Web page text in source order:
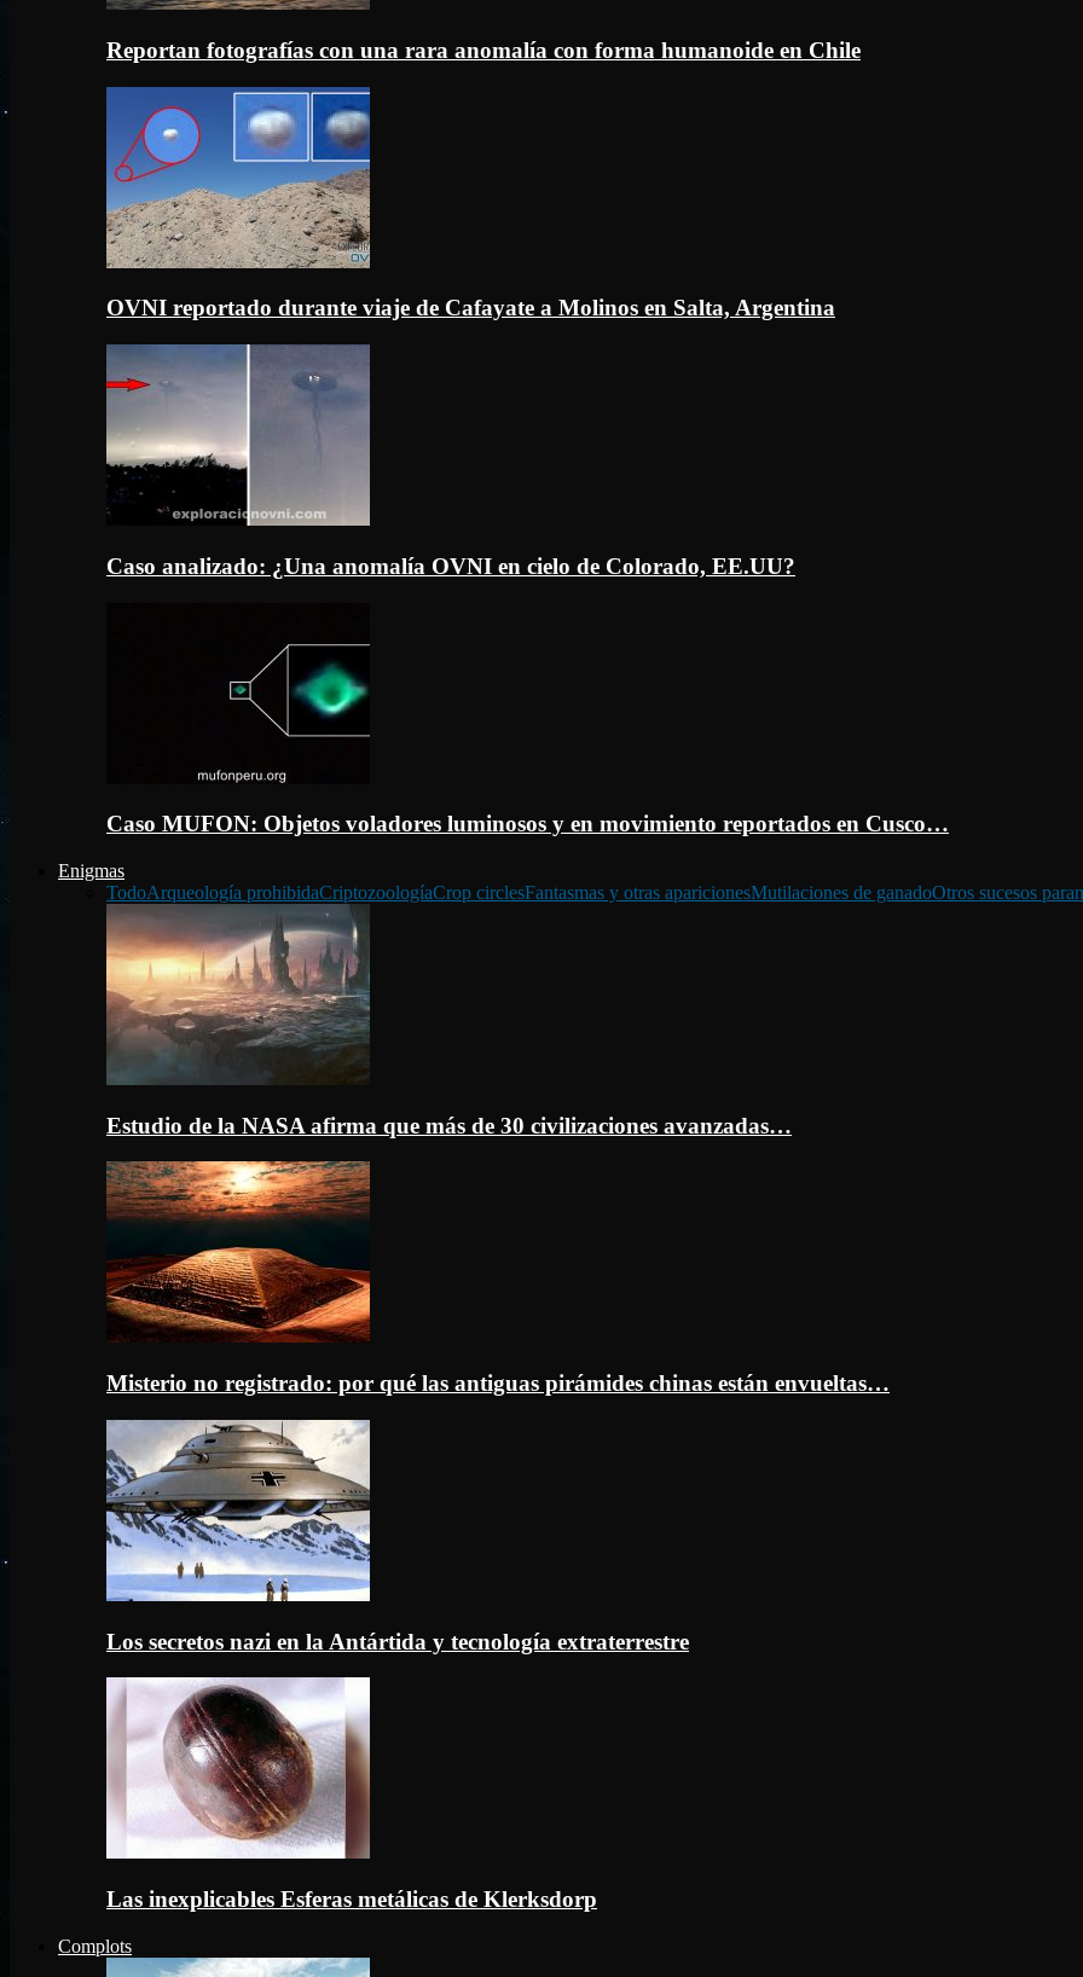
Reportan fotografías con una rara anomalía con forma humanoide en Chile
OVNI reportado durante viaje de Cafayate a Molinos en Salta, Argentina
Caso analizado: ¿Una anomalía OVNI en cielo de Colorado, EE.UU?
Caso MUFON: Objetos voladores luminosos y en movimiento reportados en Cusco…
Enigmas
TodoArqueología prohibidaCriptozoologíaCrop circlesFantasmas y otras aparicionesMutilaciones de ganadoOtros sucesos
Estudio de la NASA afirma que más de 30 civilizaciones avanzadas…
Misterio no registrado: por qué las antiguas pirámides chinas están envueltas…
Los secretos nazi en la Antártida y tecnología extraterrestre
Las inexplicables Esferas metálicas de Klerksdorp
Complots